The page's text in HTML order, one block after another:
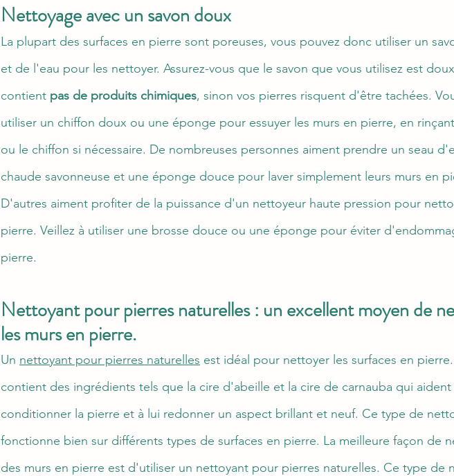
Nettoyage avec un savon doux
La plupart des surfaces en pierre sont poreuses, vous pouvez donc utiliser un
et de l'eau pour les nettoyer. Assurez-vous que le savon que vous utilisez est
contient pas de produits chimiques, sinon vos pierres risquent d'être tachées.
utiliser un chiffon doux ou une éponge pour essuyer les murs en pierre, en
ou le chiffon si nécessaire. De nombreuses personnes aiment prendre un seau
chaude savonneuse et une éponge douce pour laver simplement leurs murs en
D'autres aiment profiter de la puissance d'un nettoyeur haute pression pour
pierre. Veillez à utiliser une brosse douce ou une éponge pour éviter
pierre.
Nettoyant pour pierres naturelles : un excellent moyen de
les murs en pierre.
Un nettoyant pour pierres naturelles est idéal pour nettoyer les surfaces en pierre.
contient des ingrédients tels que la cire d'abeille et la cire de carnauba qui aident
conditionner la pierre et à lui redonner un aspect brillant et neuf. Ce type de
fonctionne bien sur différents types de surfaces en pierre. La meilleure façon de
des murs en pierre est d'utiliser un nettoyant pour pierres naturelles. Ce type de